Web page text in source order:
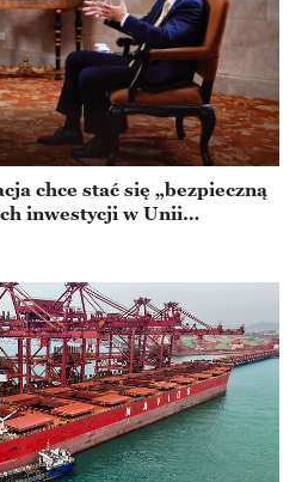
chce stać się „bezpieczną
inwestycji w Unii